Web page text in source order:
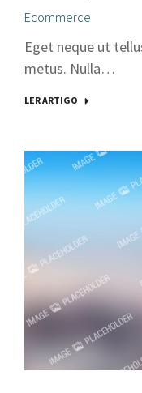
Ecommerce
Eget neque ut
metus. Nulla…
LER ARTIGO